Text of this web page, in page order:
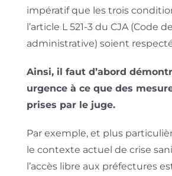
impératif que les trois
l’article L 521-3 du CJA (Code
administrative) soient
Ainsi, il faut d’abord
urgence à ce que des
prises par le juge.
Par exemple, et plus
le contexte actuel de crise
l’accès libre aux préfectures